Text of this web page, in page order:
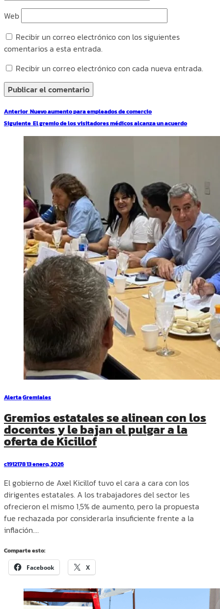
Web
Recibir un correo electrónico con los siguientes
comentarios a esta entrada.
Recibir un correo electrónico con cada nueva entrada.
Navegación
de
entradas
Anterior Entrada
anterior:
Nuevo aumento para empleados de comercio
Siguiente Entrada
siguiente:
El gremio de los visitadores médicos alcanza un acuerdo
AlertaGremiales
Gremios estatales se alinean con los
docentes y le bajan el pulgar a la
oferta de Kicillof
c191217813 enero, 2026
El gobierno de Axel Kicillof tuvo el cara a cara con los
dirigentes estatales. A los trabajadores del sector les
ofrecieron el mismo 1,5% de aumento, pero la propuesta
fue rechazada por considerarla insuficiente frente a la
inflación.…
Comparte esto:
Facebook X